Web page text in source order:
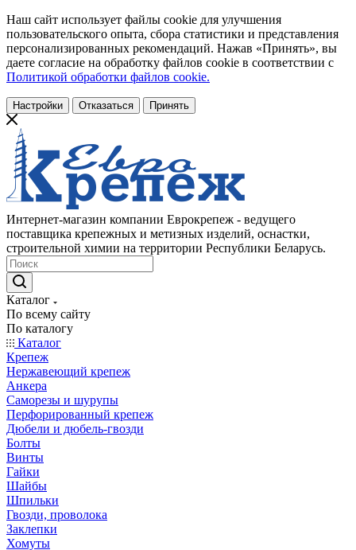
Наш сайт использует файлы cookie для улучшения
пользовательского опыта, сбора статистики и представления
персонализированных рекомендаций. Нажав «Принять», вы
даете согласие на обработку файлов cookie в соответствии с
Политикой обработки файлов cookie.
Настройки Отказаться Принять
Интернет-магазин компании Еврокрепеж - ведущего
поставщика крепежных и метизных изделий, оснастки,
строительной химии на территории Республики Беларусь.
Каталог
По всему сайту
По каталогу
Каталог
Крепеж
Нержавеющий крепеж
Анкера
Саморезы и шурупы
Перфорированный крепеж
Дюбели и дюбель-гвозди
Болты
Винты
Гайки
Шайбы
Шпильки
Гвозди, проволока
Заклепки
Хомуты